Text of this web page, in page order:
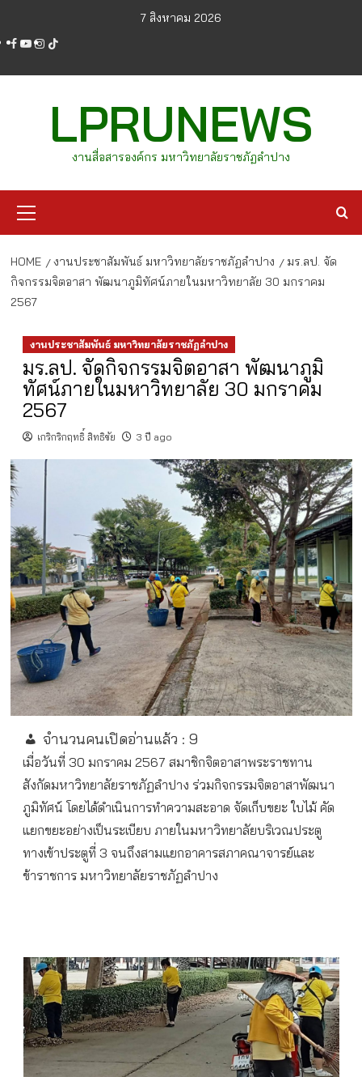
content
7 สิงหาคม 2026
facebook
youtube
instagram
tiktok
LPRUNEWS
งานสื่อสารองค์กร มหาวิทยาลัยราชภัฏลำปาง
Menu
HOME งานประชาสัมพันธ์ มหาวิทยาลัยราชภัฏลำปาง
มร.ลป. จัด
กิจกรรมจิตอาสา พัฒนาภูมิทัศน์ภายในมหาวิทยาลัย 30 มกราคม
2567
งานประชาสัมพันธ์ มหาวิทยาลัยราชภัฏลำปาง
มร.ลป. จัดกิจกรรมจิตอาสา พัฒนาภูมิ
ทัศน์ภายในมหาวิทยาลัย 30 มกราคม
2567
เกริกริกฤทธิ์ สิทธิชัย 3 ปี ago
จำนวนคนเปิดอ่านแล้ว : 9
เมื่อวันที่ 30 มกราคม 2567 สมาชิกจิตอาสาพระราชทาน
สังกัดมหาวิทยาลัยราชภัฏลำปาง ร่วมกิจกรรมจิตอาสาพัฒนา
ภูมิทัศน์ โดยได้ดำเนินการทำความสะอาด จัดเก็บขยะ ใบไม้ คัด
แยกขยะอย่างเป็นระเบียบ ภายในมหาวิทยาลัยบริเวณประตู
ทางเข้าประตูที่ 3 จนถึงสามแยกอาคารสภาคณาจารย์และ
ข้าราชการ มหาวิทยาลัยราชภัฏลำปาง